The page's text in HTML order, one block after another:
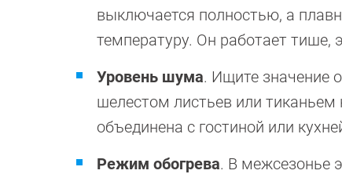
выключается полностью, а
температуру. Он работает тише,
Уровень шума. Ищите значение
шелестом листьев или тиканьем
объединена с гостиной или
Режим обогрева. В межсезонье